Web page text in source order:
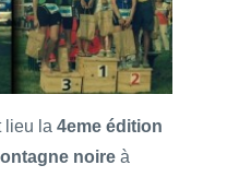
lieu la 4eme édition
noire à